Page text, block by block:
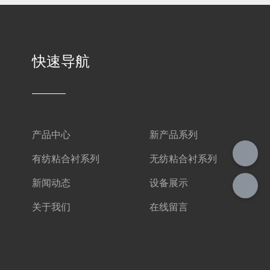
快速导航
产品中心 新产品系列
有纺粘合衬系列 无纺粘合衬系列
新闻动态 设备展示
关于我们 在线留言